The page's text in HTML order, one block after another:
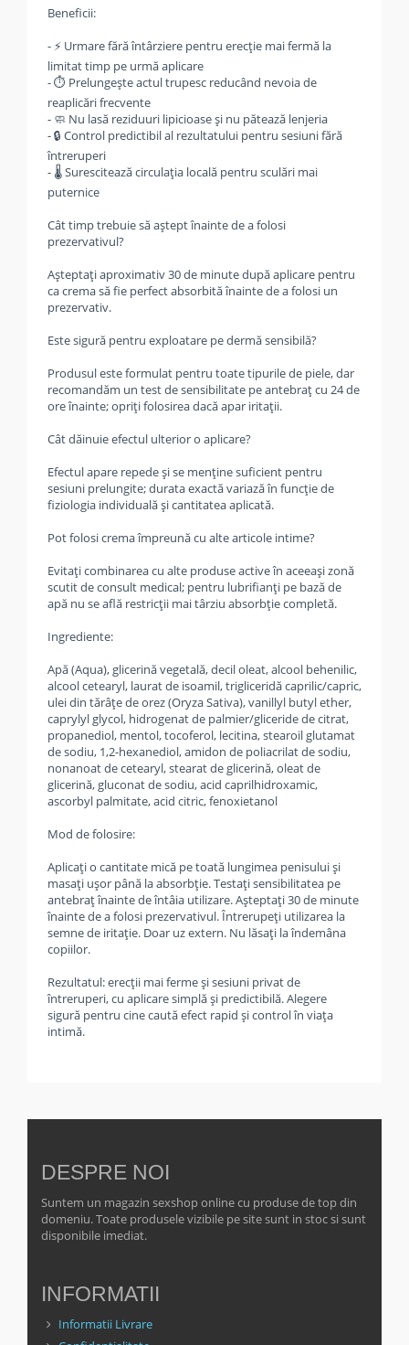
Beneficii:
- ⚡ Urmare fără întârziere pentru erecţie mai fermă la
limitat timp pe urmă aplicare
- ⏱️ Prelungește actul trupesc reducând nevoia de
reaplicări frecvente
- 🧼 Nu lasă reziduuri lipicioase și nu pătează lenjeria
- 🔒 Control predictibil al rezultatului pentru sesiuni fără
întreruperi
- 🌡️ Surescitează circulația locală pentru sculări mai
puternice
Cât timp trebuie să aştept înainte de a folosi
prezervativul?
Aşteptaţi aproximativ 30 de minute după aplicare pentru
ca crema să fie perfect absorbită înainte de a folosi un
prezervativ.
Este sigură pentru exploatare pe dermă sensibilă?
Produsul este formulat pentru toate tipurile de piele, dar
recomandăm un test de sensibilitate pe antebraţ cu 24 de
ore înainte; opriţi folosirea dacă apar iritaţii.
Cât dăinuie efectul ulterior o aplicare?
Efectul apare repede şi se menţine suficient pentru
sesiuni prelungite; durata exactă variază în funcţie de
fiziologia individuală şi cantitatea aplicată.
Pot folosi crema împreună cu alte articole intime?
Evitaţi combinarea cu alte produse active în aceeaşi zonă
scutit de consult medical; pentru lubrifianţi pe bază de
apă nu se află restricţii mai târziu absorbţie completă.
Ingrediente:
Apă (Aqua), glicerină vegetală, decil oleat, alcool behenilic,
alcool cetearyl, laurat de isoamil, trigliceridă caprilic/capric,
ulei din tărâţe de orez (Oryza Sativa), vanillyl butyl ether,
caprylyl glycol, hidrogenat de palmier/gliceride de citrat,
propanediol, mentol, tocoferol, lecitina, stearoil glutamat
de sodiu, 1,2-hexanediol, amidon de poliacrilat de sodiu,
nonanoat de cetearyl, stearat de glicerină, oleat de
glicerină, gluconat de sodiu, acid caprilhidroxamic,
ascorbyl palmitate, acid citric, fenoxietanol
Mod de folosire:
Aplicaţi o cantitate mică pe toată lungimea penisului şi
masaţi uşor până la absorbţie. Testaţi sensibilitatea pe
antebraţ înainte de întâia utilizare. Aşteptaţi 30 de minute
înainte de a folosi prezervativul. Întrerupeţi utilizarea la
semne de iritaţie. Doar uz extern. Nu lăsaţi la îndemâna
copiilor.
Rezultatul: erecţii mai ferme şi sesiuni privat de
întreruperi, cu aplicare simplă și predictibilă. Alegere
sigură pentru cine caută efect rapid şi control în viaţa
intimă.
DESPRE NOI
Suntem un magazin sexshop online cu produse de top din
domeniu. Toate produsele vizibile pe site sunt in stoc si sunt
disponibile imediat.
INFORMATII
Informatii Livrare